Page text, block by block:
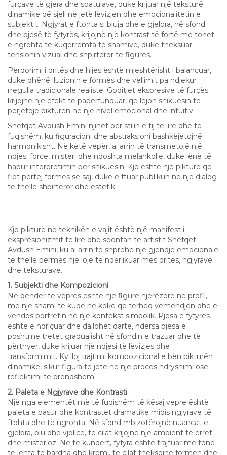
furçave të gjera dhe spatulave, duke krijuar një teksturë
dinamike që sjell në jetë lëvizjen dhe emocionalitetin e
subjektit. Ngjyrat e ftohta si bluja dhe e gjelbra, në sfond
dhe pjesë të fytyrës, krijojnë një kontrast të fortë me tonet
e ngrohta të kuqërremta të shamive, duke theksuar
tensionin vizual dhe shpirtëror të figurës.
Përdorimi i dritës dhe hijes është mjeshtërisht i balancuar,
duke dhënë iluzionin e formës dhe vëllimit pa ndjekur
rregulla tradicionale realiste. Goditjet ekspresive të furçës
krijojnë një efekt të papërfunduar, që lejon shikuesin të
përjetojë pikturën në një nivel emocional dhe intuitiv.
Shefqet Avdush Emini njihet për stilin e tij të lirë dhe të
fuqishëm, ku figuracioni dhe abstraksioni bashkëjetojnë
harmonikisht. Në këtë vepër, ai arrin të transmetojë një
ndjesi force, misteri dhe ndoshta melankolie, duke lënë të
hapur interpretimin për shikuesin. Kjo është një pikturë që
flet përtej formës së saj, duke e ftuar publikun në një dialog
të thellë shpirtëror dhe estetik.
Kjo pikturë në teknikën e vajit është një manifest i
ekspresionizmit të lirë dhe spontan të artistit Shefqet
Avdush Emini, ku ai arrin të shprehë një gjendje emocionale
të thellë përmes një loje të ndërlikuar mes dritës, ngjyrave
dhe teksturave.
1. Subjekti dhe Kompozicioni
Në qendër të veprës është një figurë njerëzore në profil,
me një shami të kuqe në kokë që tërheq vëmendjen dhe e
vendos portretin në një kontekst simbolik. Pjesa e fytyrës
është e ndriçuar dhe dallohet qartë, ndërsa pjesa e
poshtme tretet gradualisht në sfondin e trazuar dhe të
përthyer, duke krijuar një ndjesi të lëvizjes dhe
transformimit. Ky lloj trajtimi kompozicional e bën pikturën
dinamike, sikur figura të jetë në një proces ndryshimi ose
reflektimi të brendshëm.
2. Paleta e Ngjyrave dhe Kontrasti
Një nga elementët më të fuqishëm të kësaj vepre është
paleta e pasur dhe kontrastet dramatike midis ngjyrave të
ftohta dhe të ngrohta. Në sfond mbizotërojnë nuancat e
gjelbra, blu dhe vjollcë, të cilat krijojnë një ambient të errët
dhe misterioz. Në të kundërt, fytyra është trajtuar me tone
të lehta të bardha dhe kremi, të cilat theksojnë formën dhe